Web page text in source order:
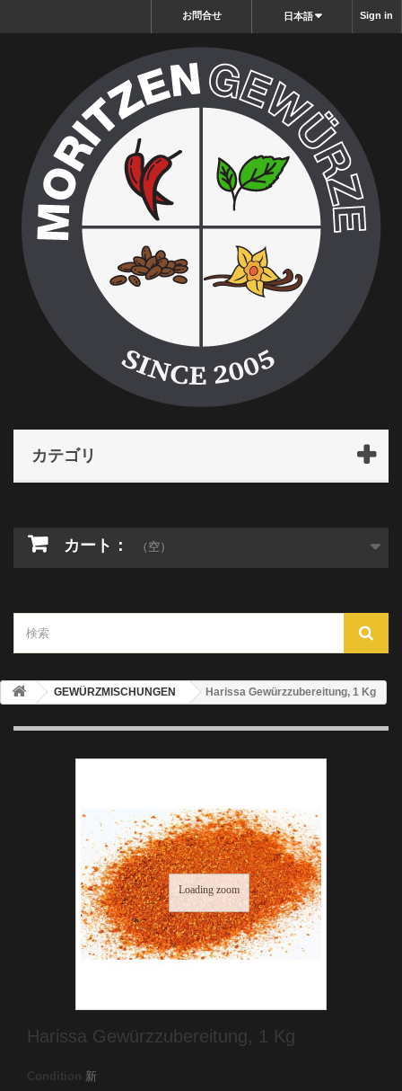
Sign in
日本語
お問合せ
カテゴリ
カート： （空）
GEWÜRZMISCHUNGEN Harissa Gewürzzubereitung, 1 Kg
Loading zoom
Harissa Gewürzzubereitung, 1 Kg
Condition 新